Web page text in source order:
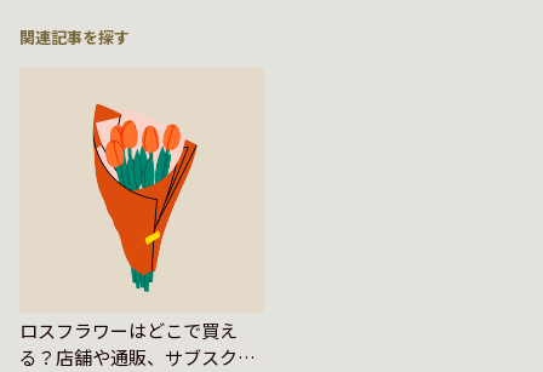
関連記事を探す
ロスフラワーはどこで買え
る？店舗や通販、サブスクを